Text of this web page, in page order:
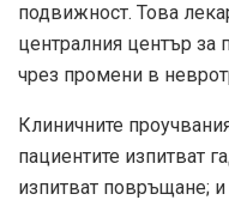
подвижност. Това
централния център
чрез промени в
Клиничните
пациентите изпитват
изпитват повръщане; и